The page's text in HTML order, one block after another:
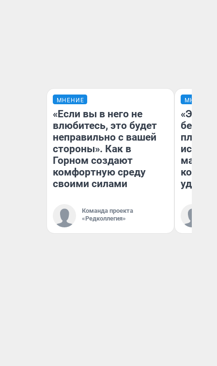
МНЕНИЕ
«Если вы в него не
влюбитесь, это будет
неправильно с вашей
стороны». Как в
Горном создают
комфортную среду
своими силами
Команда проекта
«Редколлегия»
МНЕНИЕ
«Это